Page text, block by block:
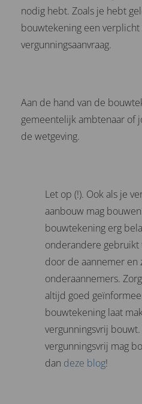
nodig hebt. Zoals je hebt
bouwtekening een
vergunningsaanvraag.
Aan de hand van de
gemeentelijk ambtenaar of
de wetgeving.
Let op (!). Ook als je
aanbouw mag
bouwtekening erg
onderandere
door de aannemer en
onderaannemers.
altijd goed
bouwtekening laat
vergunningsvrij
vergunningsvrij mag
dan deze blog!